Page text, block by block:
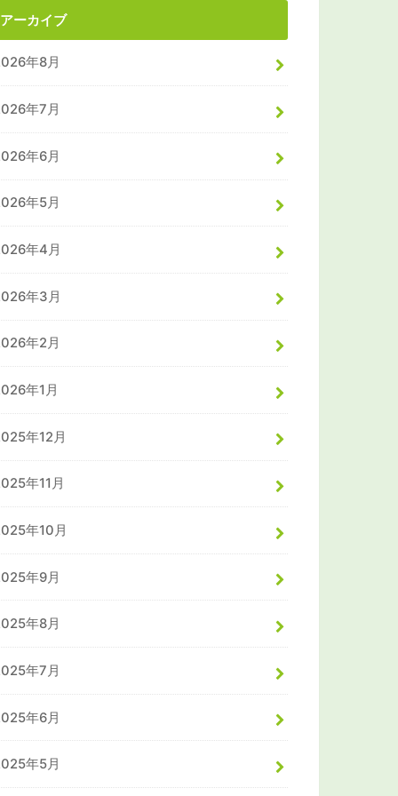
アーカイブ
年8月
年7月
年6月
年5月
年4月
年3月
年2月
年1月
年12月
年11月
年10月
年9月
年8月
年7月
年6月
年5月